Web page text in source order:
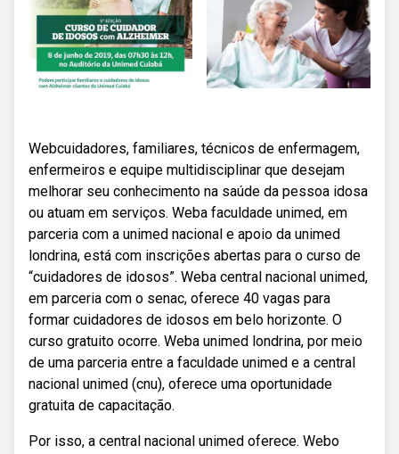
Webcuidadores, familiares, técnicos de enfermagem,
enfermeiros e equipe multidisciplinar que desejam
melhorar seu conhecimento na saúde da pessoa idosa
ou atuam em serviços. Weba faculdade unimed, em
parceria com a unimed nacional e apoio da unimed
londrina, está com inscrições abertas para o curso de
“cuidadores de idosos”. Weba central nacional unimed,
em parceria com o senac, oferece 40 vagas para
formar cuidadores de idosos em belo horizonte. O
curso gratuito ocorre. Weba unimed londrina, por meio
de uma parceria entre a faculdade unimed e a central
nacional unimed (cnu), oferece uma oportunidade
gratuita de capacitação.
Por isso, a central nacional unimed oferece. Webo